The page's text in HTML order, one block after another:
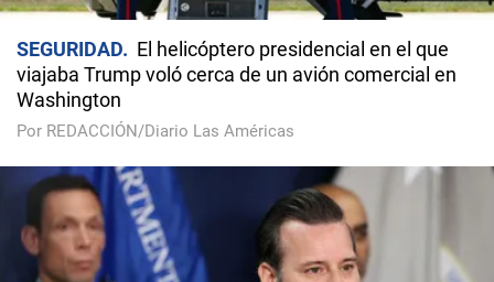
SEGURIDAD
El helicóptero presidencial en el que
viajaba Trump voló cerca de un avión comercial en
Washington
Por REDACCIÓN/Diario Las Américas